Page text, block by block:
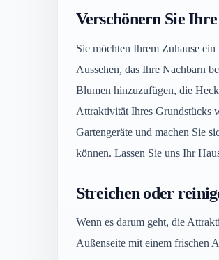
Verschönern Sie
Sie möchten Ihrem Zuhause
Aussehen, das Ihre Nachbarn
Blumen hinzuzufügen, die
Attraktivität Ihres Grundstücks
Gartengeräte und machen Sie
können. Lassen Sie uns Ihr
Streichen oder
Wenn es darum geht, die
Außenseite mit einem frischen